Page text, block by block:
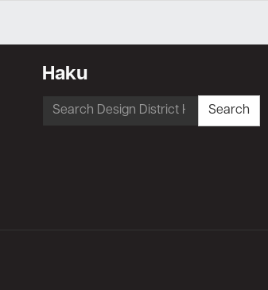
Haku
Search
Search